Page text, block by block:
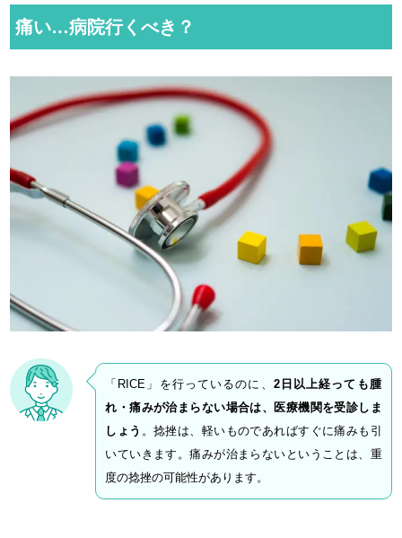
痛い…病院行くべき？
「RICE」を行っているのに、 2日以上経っても腫
れ・痛みが治まらない場合は、医療機関を受診しま
しょう 。捻挫は、軽いものであればすぐに痛みも引
いていきます。痛みが治まらないということは、重
度の捻挫の可能性があります。